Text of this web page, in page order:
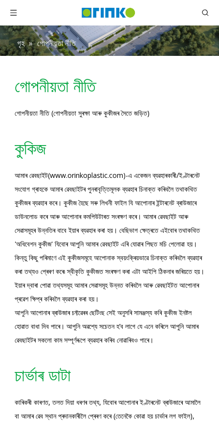
গৃহ » গোপনীয়তা নীতি
গোপনীয়তা নীতি
গোপনীয়তা নীতি (গোপনীয়তা সুৰক্ষা আৰু কুকীজৰ সৈতে জড়িত)
কুকিজ
আমাৰ ৱেবছাইট(www.orinkoplastic.com)-এ একেজন ব্যৱহাৰকাৰী/ইণ্টাৰনেট
সংযোগ গ্ৰাহকে আমাৰ ৱেবছাইটৰ পুনৰাবৃত্তিমূলক ব্যৱহাৰ চিনাক্ত কৰিবলৈ তথাকথিত
কুকীজৰ ব্যৱহাৰ কৰে। কুকীজ হৈছে সৰু লিখনী ফাইল যি আপোনাৰ ইন্টাৰনেট ব্ৰাউজাৰে
ডাউনলোড কৰে আৰু আপোনাৰ কমপিউটাৰত সংৰক্ষণ কৰে। আমাৰ ৱেবছাইট আৰু
সেৱাসমূহৰ উন্নতিৰ বাবে ইয়াৰ ব্যৱহাৰ কৰা হয়। বেছিভাগ ক্ষেত্ৰতে এইবোৰ তথাকথিত
'অধিবেশন কুকীজ' যিবোৰ আপুনি আমাৰ ৱেবছাইট এৰি যোৱাৰ পিছত মচি পেলোৱা হয়।
কিন্তু কিছু পৰিমাণে এই কুকীজসমূহে আপোনাক স্বয়ংক্ৰিয়ভাৱে চিনাক্ত কৰিবলৈ ব্যৱহাৰ
কৰা তথ্যও প্ৰেৰণ কৰে৷ স্বীকৃতি কুকীজত সংৰক্ষণ কৰা এটা আইপি ঠিকনাৰ জৰিয়তে হয়।
ইয়াৰ দ্বাৰা পোৱা তথ্যসমূহ আমাৰ সেৱাসমূহ উন্নত কৰিবলৈ আৰু ৱেবছাইটত আপোনাৰ
প্ৰৱেশ ক্ষিপ্ৰ কৰিবলৈ ব্যৱহাৰ কৰা হয়।
আপুনি আপোনাৰ ব্ৰাউজাৰ চফ্টৱেৰৰ ছেটিংছ সেই অনুসৰি সামঞ্জস্য কৰি কুকীজ ইনষ্টল
হোৱাত বাধা দিব পাৰে। আপুনি অৱশ্যে সচেতন হ’ব লাগে যে এনে কৰিলে আপুনি আমাৰ
ৱেবছাইটৰ সকলো কাম সম্পূৰ্ণৰূপে ব্যৱহাৰ কৰিব নোৱাৰিবও পাৰে।
চাৰ্ভাৰ ডাটা
কাৰিকৰী কাৰণত, তলত দিয়া ধৰণৰ তথ্য, যিবোৰ আপোনাৰ ইণ্টাৰনেট ব্ৰাউজাৰে আমালৈ
বা আমাৰ ৱেব স্থান প্ৰদানকাৰীলৈ প্ৰেৰণ কৰে (তেনেকৈ কোৱা হয় চাৰ্ভাৰ লগ ফাইল),